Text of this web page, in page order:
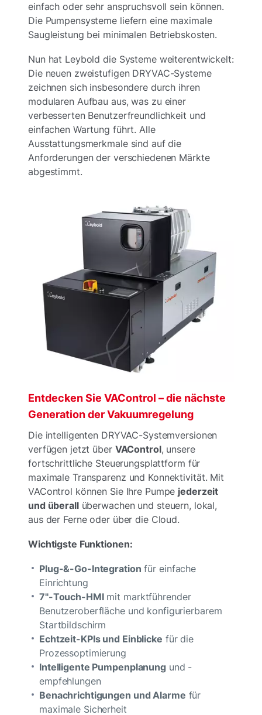
einfach oder sehr anspruchsvoll sein können.
Die Pumpensysteme liefern eine maximale
Saugleistung bei minimalen Betriebskosten.
Nun hat Leybold die Systeme weiterentwickelt:
Die neuen zweistufigen DRYVAC-Systeme
zeichnen sich insbesondere durch ihren
modularen Aufbau aus, was zu einer
verbesserten Benutzerfreundlichkeit und
einfachen Wartung führt. Alle
Ausstattungsmerkmale sind auf die
Anforderungen der verschiedenen Märkte
abgestimmt.
Entdecken Sie VAControl – die nächste
Generation der Vakuumregelung
Die intelligenten DRYVAC-Systemversionen
verfügen jetzt über VAControl, unsere
fortschrittliche Steuerungsplattform für
maximale Transparenz und Konnektivität. Mit
VAControl können Sie Ihre Pumpe jederzeit
und überallüberwachen und steuern, lokal,
aus der Ferne oder über die Cloud.
Wichtigste Funktionen:
Plug-&-Go-Integration für einfache
Einrichtung
7"-Touch-HMImit marktführender
Benutzeroberfläche und konfigurierbarem
Startbildschirm
Echtzeit-KPIs und Einblicke für die
Prozessoptimierung
Intelligente Pumpenplanungund -
empfehlungen
Benachrichtigungen und Alarme für
maximale Sicherheit